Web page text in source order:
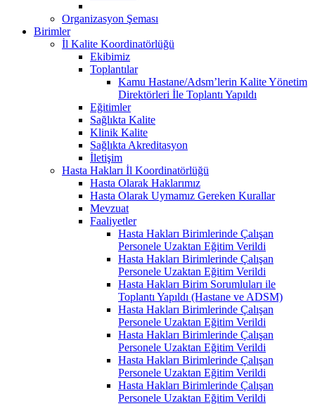
Organizasyon Şeması
Birimler
İl Kalite Koordinatörlüğü
Ekibimiz
Toplantılar
Kamu Hastane/Adsm’lerin Kalite Yönetim
Direktörleri İle Toplantı Yapıldı
Eğitimler
Sağlıkta Kalite
Klinik Kalite
Sağlıkta Akreditasyon
İletişim
Hasta Hakları İl Koordinatörlüğü
Hasta Olarak Haklarımız
Hasta Olarak Uymamız Gereken Kurallar
Mevzuat
Faaliyetler
Hasta Hakları Birimlerinde Çalışan
Personele Uzaktan Eğitim Verildi
Hasta Hakları Birimlerinde Çalışan
Personele Uzaktan Eğitim Verildi
Hasta Hakları Birim Sorumluları ile
Toplantı Yapıldı (Hastane ve ADSM)
Hasta Hakları Birimlerinde Çalışan
Personele Uzaktan Eğitim Verildi
Hasta Hakları Birimlerinde Çalışan
Personele Uzaktan Eğitim Verildi
Hasta Hakları Birimlerinde Çalışan
Personele Uzaktan Eğitim Verildi
Hasta Hakları Birimlerinde Çalışan
Personele Uzaktan Eğitim Verildi